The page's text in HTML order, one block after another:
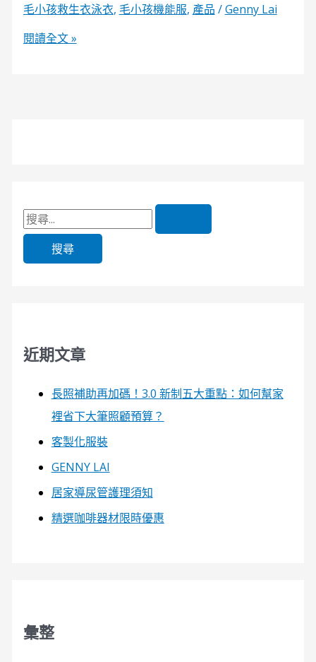
毛小孩救生衣泳衣, 毛小孩機能服, 產品 /Genny Lai
閱讀全文 »
近期文章
長照補助再加碼！3.0 新制五大重點：如何幫家
裡省下大筆照顧預算？
客製化服裝
GENNY LAI
居家導尿管護理須知
精選咖啡器材限時優惠
彙整